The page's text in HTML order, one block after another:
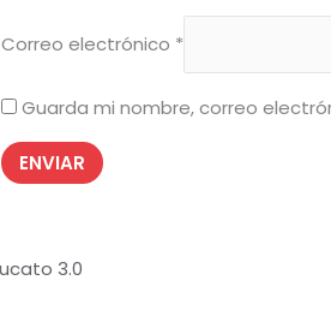
Correo electrónico *
Guarda mi nombre, correo